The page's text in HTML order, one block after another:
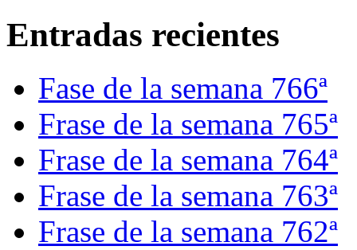
Entradas recientes
Fase de la semana 766ª
Frase de la semana 765ª
Frase de la semana 764ª
Frase de la semana 763ª
Frase de la semana 762ª